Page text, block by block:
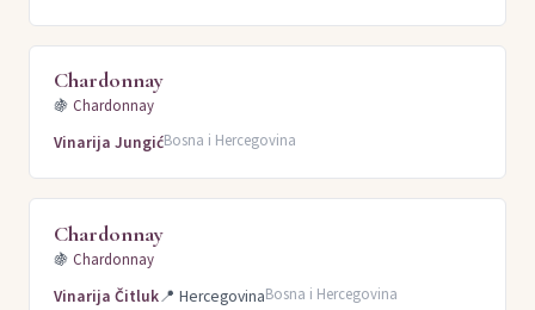
Chardonnay
🍇 Chardonnay
Vinarija JungićBosna i Hercegovina
Chardonnay
🍇 Chardonnay
Vinarija Čitluk📍 HercegovinaBosna i Hercegovina